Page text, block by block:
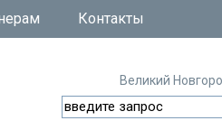
Контакты
Великий